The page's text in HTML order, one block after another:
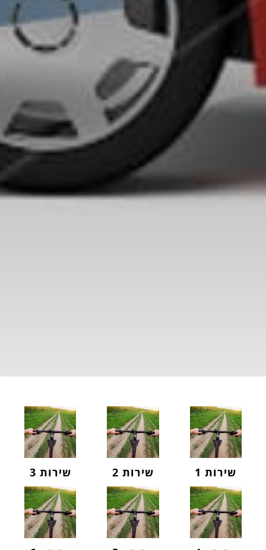
שירות 1 שירות 2 שירות 3